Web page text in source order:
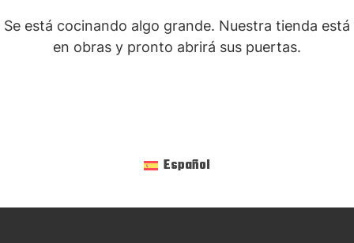
Se está cocinando algo grande. Nuestra tienda está
en obras y pronto abrirá sus puertas.
Español